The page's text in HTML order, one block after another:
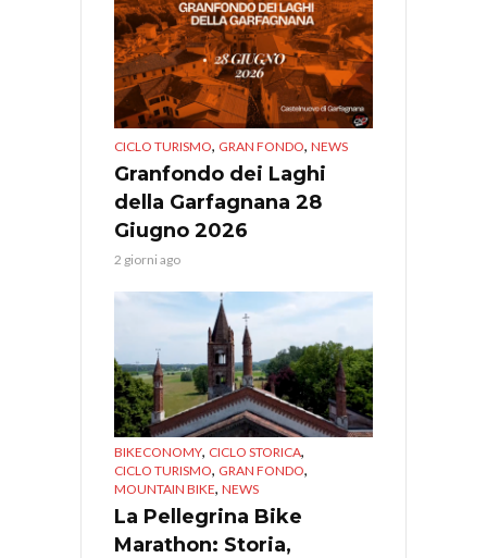
CICLO TURISMO, GRAN FONDO, NEWS
Granfondo dei Laghi
della Garfagnana 28
Giugno 2026
2 giorni ago
BIKECONOMY, CICLO STORICA,
CICLO TURISMO, GRAN FONDO,
MOUNTAIN BIKE, NEWS
La Pellegrina Bike
Marathon: Storia,